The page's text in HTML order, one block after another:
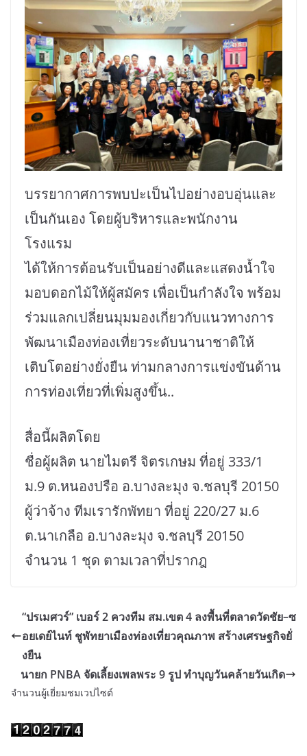
บรรยากาศการพบปะเป็นไปอย่างอบอุ่นและ
เป็นกันเอง โดยผู้บริหารและพนักงาน
โรงแรม
ได้ให้การต้อนรับเป็นอย่างดีและแสดงน้ำใจ
มอบดอกไม้ให้ผู้สมัคร เพื่อเป็นกำลังใจ พร้อม
ร่วมแลกเปลี่ยนมุมมองเกี่ยวกับแนวทางการ
พัฒนาเมืองท่องเที่ยวระดับนานาชาติให้
เติบโตอย่างยั่งยืน ท่ามกลางการแข่งขันด้าน
การท่องเที่ยวที่เพิ่มสูงขึ้น..
สื่อนี้ผลิตโดย
ชื่อผู้ผลิต นายไมตรี จิตรเกษม ที่อยู่ 333/1
ม.9 ต.หนองปรือ อ.บางละมุง จ.ชลบุรี 20150
ผู้ว่าจ้าง ทีมเรารักพัทยา ที่อยู่ 220/27 ม.6
ต.นาเกลือ อ.บางละมุง จ.ชลบุรี 20150
จำนวน 1 ชุด ตามเวลาที่ปรากฎ
“ปรเมศวร์” เบอร์ 2 ควงทีม สม.เขต 4 ลงพื้นที่ตลาดวัดชัย–ซ
อยเดย์ไนท์ ชูพัทยาเมืองท่องเที่ยวคุณภาพ สร้างเศรษฐกิจยั่
งยืน
นายก PNBA จัดเลี้ยงเพลพระ 9 รูป ทำบุญวันคล้ายวันเกิด
จำนวนผู้เยี่ยมชมเวปไซต์